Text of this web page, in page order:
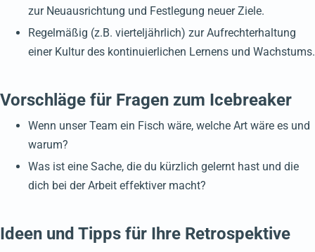
zur Neuausrichtung und Festlegung neuer Ziele.
Regelmäßig (z.B. vierteljährlich) zur Aufrechterhaltung
einer Kultur des kontinuierlichen Lernens und Wachstums.
Vorschläge für Fragen zum Icebreaker
Wenn unser Team ein Fisch wäre, welche Art wäre es und
warum?
Was ist eine Sache, die du kürzlich gelernt hast und die
dich bei der Arbeit effektiver macht?
Ideen und Tipps für Ihre Retrospektive